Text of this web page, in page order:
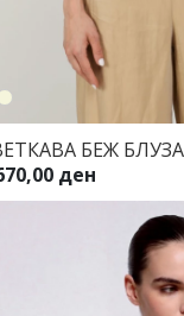
БЕЖ БЛУЗА
ден